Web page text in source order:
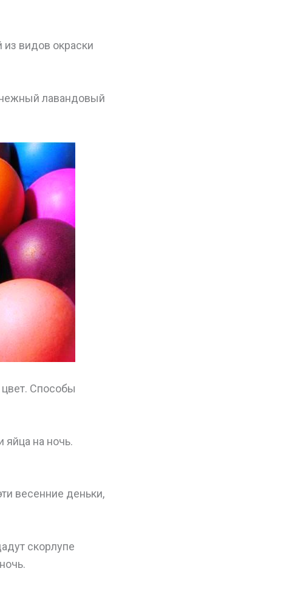
из видов окраски
нежный лавандовый
Способы
яйца на ночь.
весенние деньки,
скорлупе